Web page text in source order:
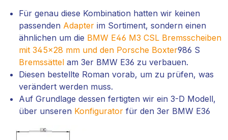
Für genau diese Kombination hatten wir keinen
passenden Adapter im Sortiment, sondern einen
ähnlichen um die BMW E46 M3 CSL Bremsscheiben
mit 345x28 mm und den Porsche Boxter986 S
Bremssättel am 3er BMW E36 zu verbauen.
Diesen bestellte Roman vorab, um zu prüfen, was
verändert werden muss.
Auf Grundlage dessen fertigten wir ein 3-D Modell,
über unseren Konfigurator für den 3er BMW E36